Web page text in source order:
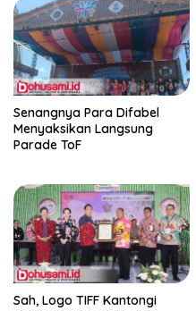
Senangnya Para Difabel
Menyaksikan Langsung
Parade ToF
Sah, Logo TIFF Kantongi